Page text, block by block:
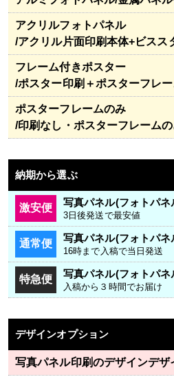
アクリルフォトパネル
/アクリル片面印刷本体+ビスス
フレーム付きポスター
/ポスター印刷＋ポスターフレ
ポスターフレームのみ
/印刷なし・ポスターフレーム
納期から選ぶ
激安便 写真パネル(フォトパネ
3日後発送で最安値
通常便 写真パネル(フォトパネ
16時まで入稿で当日発送
特急便 写真パネル(フォトパネ
入稿から３時間でお届け
デザインオプション
写真パネル印刷のデザインデザ